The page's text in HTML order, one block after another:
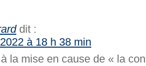
dit :
à 18 h 38 min
la mise en cause de « la